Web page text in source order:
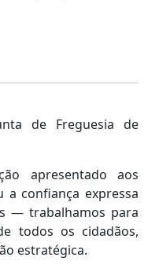
de Freguesia de
apresentado aos
confiança expressa
— trabalhamos para
todos os cidadãos,
estratégica.